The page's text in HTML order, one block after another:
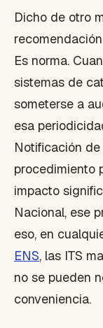
Dicho de otro
Es norma.
sistemas de
someterse a
esa
Notificación
procedimiento
impacto
Nacional, ese
eso, en
ENS, las ITS
no se pueden
conveniencia.